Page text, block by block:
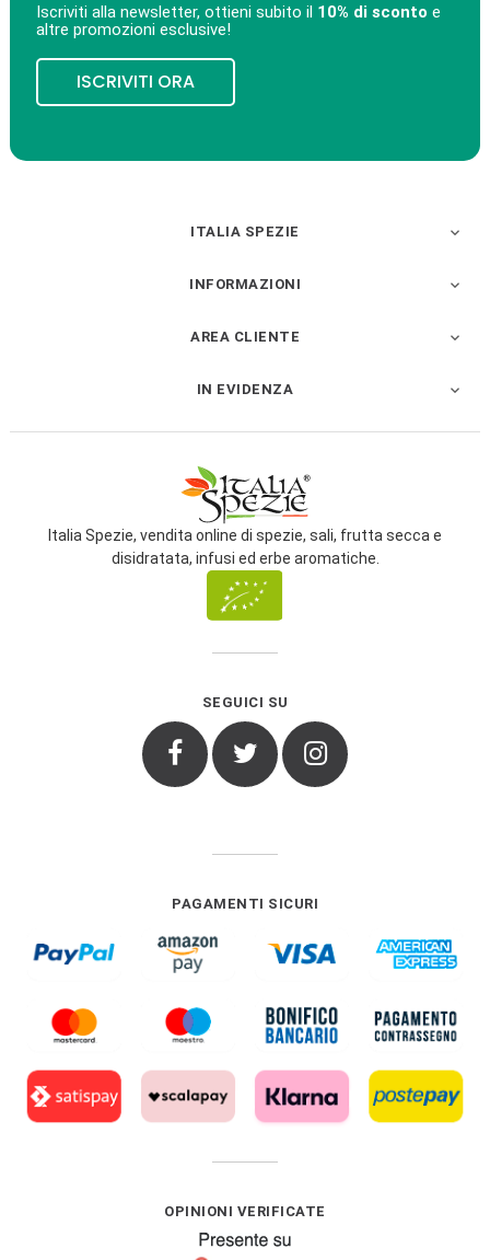
Iscriviti alla newsletter, ottieni subito il 10% di sconto e
altre promozioni esclusive!
ISCRIVITI ORA
ITALIA SPEZIE 
INFORMAZIONI 
AREA CLIENTE 
IN EVIDENZA 
Italia Spezie, vendita online di spezie, sali, frutta secca e
disidratata, infusi ed erbe aromatiche.
SEGUICI SU
Facebook Twitter Instagram
PAGAMENTI SICURI
OPINIONI VERIFICATE